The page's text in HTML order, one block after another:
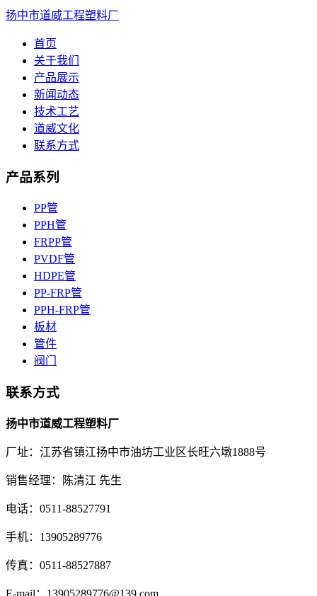
扬中市道威工程塑料厂
首页
关于我们
产品展示
新闻动态
技术工艺
道威文化
联系方式
产品系列
PP管
PPH管
FRPP管
PVDF管
HDPE管
PP-FRP管
PPH-FRP管
板材
管件
阀门
联系方式
扬中市道威工程塑料厂
厂址：江苏省镇江扬中市油坊工业区长旺六墩1888号
销售经理：陈清江 先生
电话：0511-88527791
手机：13905289776
传真：0511-88527887
E-mail：13905289776@139.com